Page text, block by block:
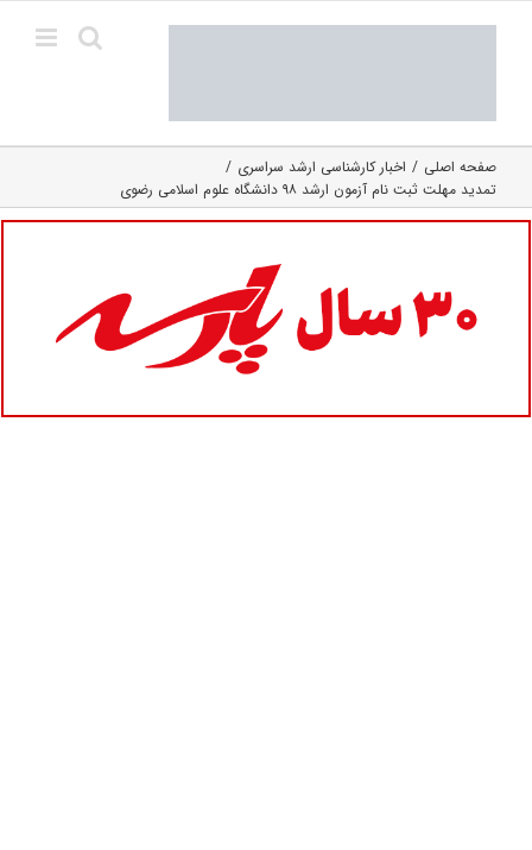
صفحه اصلی
اخبار کارشناسی ارشد سراسری
تمدید مهلت ثبت‌ نام آزمون ارشد ۹۸ دانشگاه علوم اسلامی رضوی